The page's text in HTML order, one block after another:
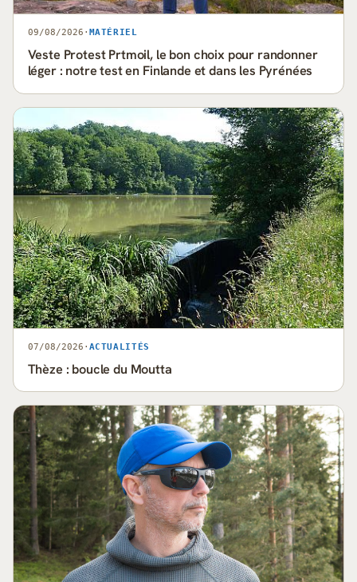
09/08/2026 · MATÉRIEL
Veste Protest Prtmoil, le bon choix pour randonner
léger : notre test en Finlande et dans les Pyrénées
07/08/2026 · ACTUALITÉS
Thèze : boucle du Moutta